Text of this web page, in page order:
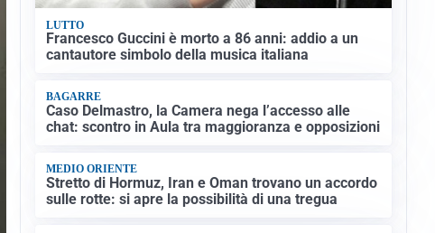
LUTTO
Francesco Guccini è morto a 86 anni: addio a un
cantautore simbolo della musica italiana
BAGARRE
Caso Delmastro, la Camera nega l’accesso alle
chat: scontro in Aula tra maggioranza e opposizioni
MEDIO ORIENTE
Stretto di Hormuz, Iran e Oman trovano un accordo
sulle rotte: si apre la possibilità di una tregua